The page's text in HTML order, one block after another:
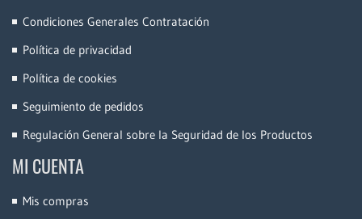
Condiciones Generales Contratación
Política de privacidad
Política de cookies
Seguimiento de pedidos
Regulación General sobre la Seguridad de los Productos
MI CUENTA
Mis compras